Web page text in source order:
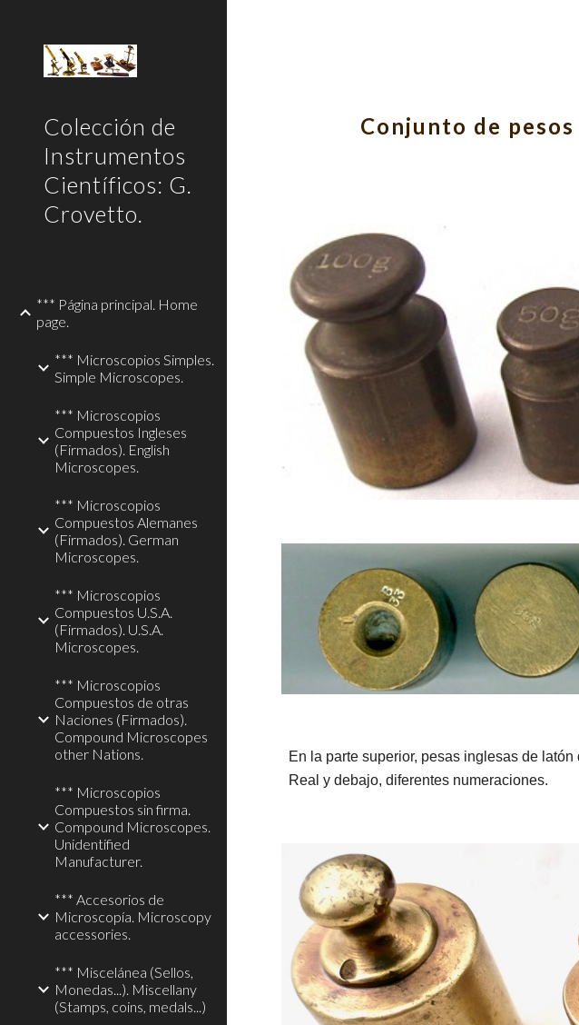
Colección de
Instrumentos
Científicos: G.
Crovetto.
*** Página principal. Home
page.
*** Microscopios Simples.
Simple Microscopes.
*** Microscopios
Compuestos Ingleses
(Firmados). English
Microscopes.
*** Microscopios
Compuestos Alemanes
(Firmados). German
Microscopes.
*** Microscopios
Compuestos U.S.A.
(Firmados). U.S.A.
Microscopes.
*** Microscopios
Compuestos de otras
Naciones (Firmados).
Compound Microscopes
other Nations.
*** Microscopios
Compuestos sin firma.
Compound Microscopes.
Unidentified
Manufacturer.
*** Accesorios de
Microscopía. Microscopy
accessories.
*** Miscelánea (Sellos,
Monedas...). Miscellany
(Stamps, coins, medals...)
Conjunto de
En la parte superior, pesas inglesas de
Real y debajo, diferentes numeraciones.